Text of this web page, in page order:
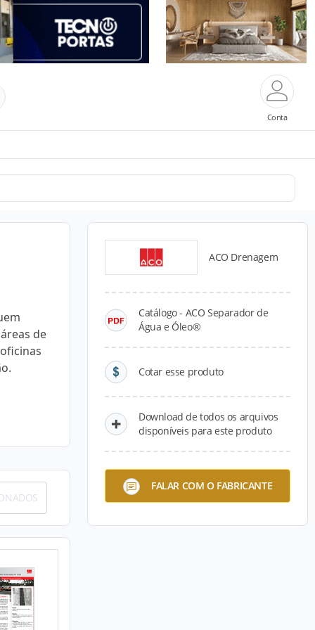
Conta
de
ACO Drenagem
Catálogo - ACO Separador de
Água e Óleo®
Cotar esse produto
Download de todos os arquivos
disponíveis para este produto
FALAR COM O FABRICANTE